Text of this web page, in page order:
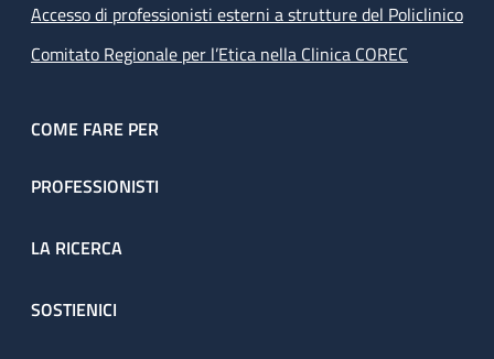
Accesso di professionisti esterni a strutture del Policlinico
Comitato Regionale per l’Etica nella Clinica COREC
COME FARE PER
PROFESSIONISTI
LA RICERCA
SOSTIENICI